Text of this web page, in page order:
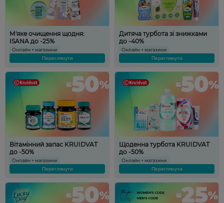
М'яке очищення щодня:
ISANA до -25%
Онлайн + магазини
Переглянути
Дитяча турбота зі знижками
до -40%
Онлайн + магазини
Переглянути
Вітамінний запас KRUIDVAT
до -50%
Онлайн + магазини
Переглянути
Щоденна турбота KRUIDVAT
до -50%
Онлайн + магазини
Переглянути